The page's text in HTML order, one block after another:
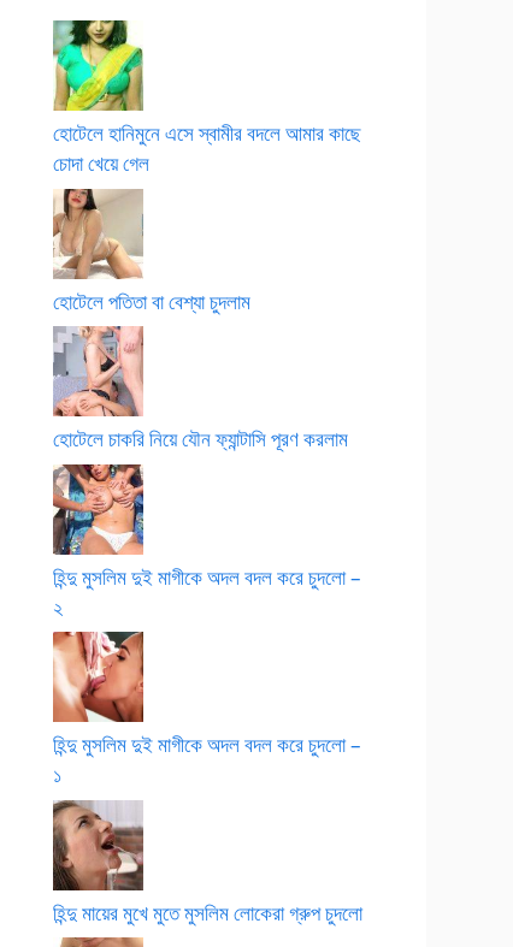
হোটেলে হানিমুনে এসে স্বামীর বদলে আমার কাছে
চোদা খেয়ে গেল
হোটেলে পতিতা বা বেশ্যা চুদলাম
হোটেলে চাকরি নিয়ে যৌন ফ্যান্টাসি পূরণ করলাম
হিন্দু মুসলিম দুই মাগীকে অদল বদল করে চুদলো –
২
হিন্দু মুসলিম দুই মাগীকে অদল বদল করে চুদলো –
১
হিন্দু মায়ের মুখে মুতে মুসলিম লোকেরা গ্রুপ চুদলো